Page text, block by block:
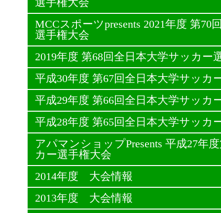
MCCスポーツpresents 2021年度 第70
選手権大会
2019年度 第68回全日本大学サッカー
平成30年度 第67回全日本大学サッカ
平成29年度 第66回全日本大学サッカ
平成28年度 第65回全日本大学サッカ
アパマンショップPresents 平成27年
カー選手権大会
2014年度 大会情報
2013年度 大会情報